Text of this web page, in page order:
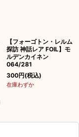
【フォーゴトン・レルム
探訪 神話レア FOIL】モ
ルデンカイネン
064/281
300円(税込)
在庫わずか